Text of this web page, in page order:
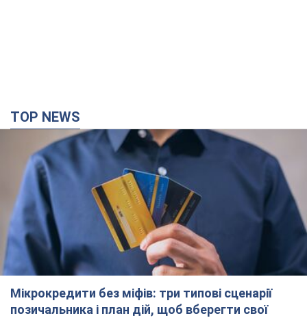
TOP NEWS
Мікрокредити без міфів: три типові сценарії
позичальника і план дій, щоб вберегти свої